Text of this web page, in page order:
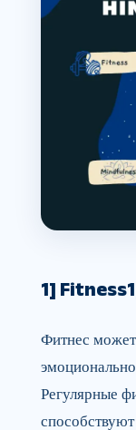
1] Fitness
Фитнес может
Регулярные